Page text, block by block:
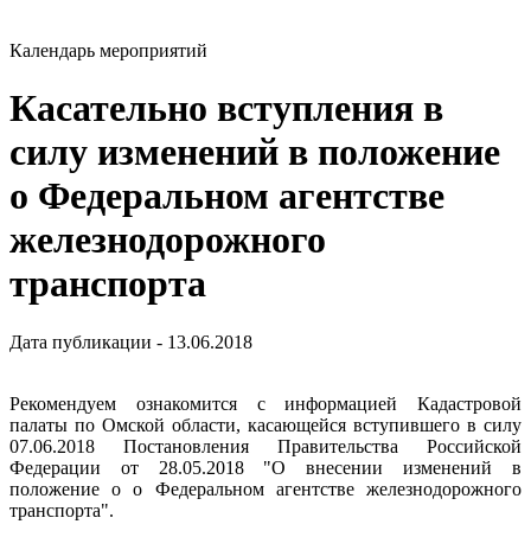
Календарь мероприятий
Касательно вступления в
силу изменений в положение
о Федеральном агентстве
железнодорожного
транспорта
Дата публикации - 13.06.2018
Рекомендуем ознакомится с информацией Кадастровой
палаты по Омской области, касающейся вступившего в силу
07.06.2018 Постановления Правительства Российской
Федерации от 28.05.2018 "О внесении изменений в
положение о о Федеральном агентстве железнодорожного
транспорта".